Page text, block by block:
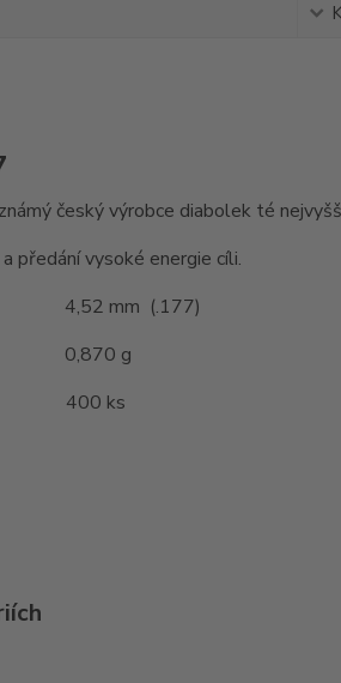
český výrobce diabolek té
předání vysoké energie cíli.
4,52 mm (.177)
0,870 g
ks